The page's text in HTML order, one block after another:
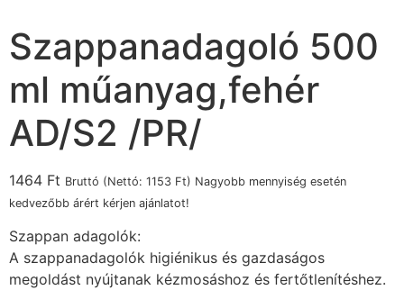
Szappanadagoló 500
ml műanyag,fehér
AD/S2 /PR/
1464 Ft Bruttó (Nettó: 1153 Ft) Nagyobb mennyiség esetén
kedvezőbb árért kérjen ajánlatot!
Szappan adagolók:
A szappanadagolók higiénikus és gazdaságos
megoldást nyújtanak kézmosáshoz és fertőtlenítéshez.